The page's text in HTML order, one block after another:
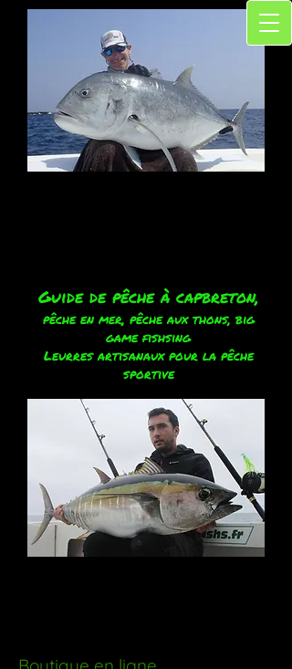
Guide de pêche à capbreton,
pêche en mer, pêche aux thons, big
game fishsing
Leurres artisanaux pour la pêche
sportive